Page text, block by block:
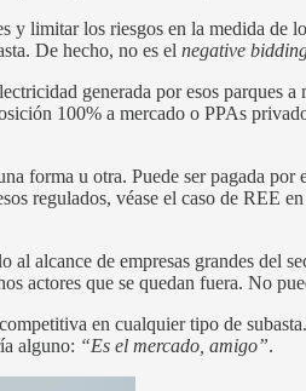
y limitar los riesgos en la medida
De hecho, no es el negative
generada por esos parques
100% a mercado o PPAs
forma u otra. Puede ser pagada
regulados, véase el caso de REE
al alcance de empresas grandes del
actores que se quedan fuera. No
en cualquier tipo de
alguno: “Es el mercado, amigo”.